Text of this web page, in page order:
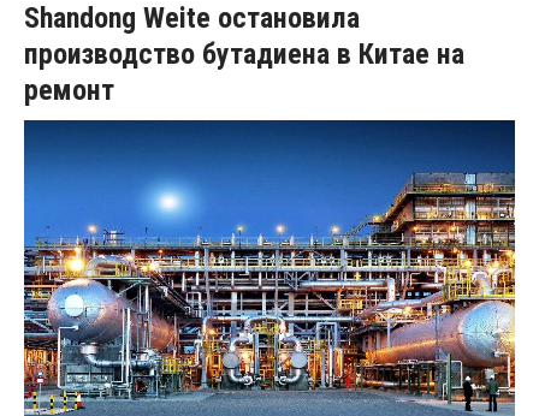
Shandong Weite остановила
производство бутадиена в Китае на
ремонт